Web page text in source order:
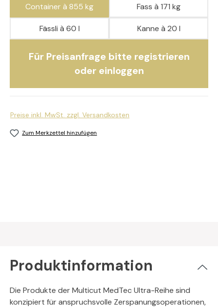
Container à 855 kg Fass à 171 kg
Fässli à 60 l Kanne à 20 l
Für Preisanfrage bitte registrieren
oder einloggen
Preise inkl. MwSt. zzgl. Versandkosten
Zum Merkzettel hinzufügen
Produktinformation
Die Produkte der Multicut MedTec Ultra-Reihe sind
konzipiert für anspruchsvolle Zerspanungsoperationen,